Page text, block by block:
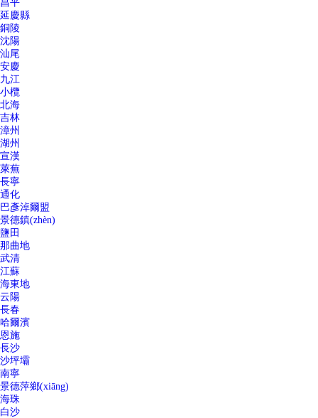
昌平
延慶縣
銅陵
沈陽
汕尾
安慶
九江
小欖
北海
吉林
漳州
湖州
宣漢
萊蕪
長寧
通化
巴彥淖爾盟
景德鎮(zhèn)
鹽田
那曲地
武清
江蘇
海東地
云陽
長春
哈爾濱
恩施
長沙
沙坪壩
南寧
景德萍鄉(xiāng)
海珠
白沙